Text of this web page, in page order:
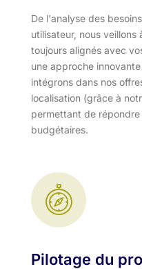
De l'analyse des
utilisateur, nous
toujours alignés avec
une approche
intégrons dans nos
localisation (grâce à
permettant de
budgétaires.
Pilotage du